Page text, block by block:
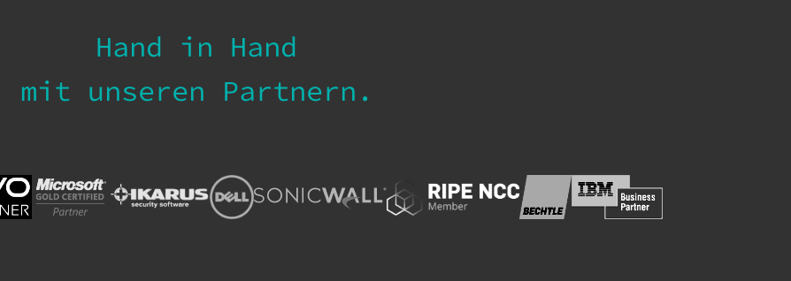
Hand in Hand
mit unseren Partnern.